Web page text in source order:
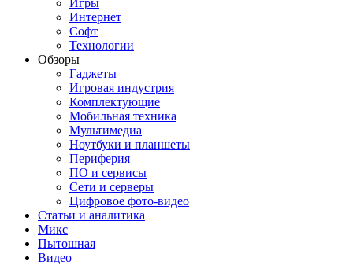
Игры
Интернет
Софт
Технологии
Обзоры
Гаджеты
Игровая индустрия
Комплектующие
Мобильная техника
Мультимедиа
Ноутбуки и планшеты
Периферия
ПО и сервисы
Сети и серверы
Цифровое фото-видео
Статьи и аналитика
Микс
Пытошная
Видео